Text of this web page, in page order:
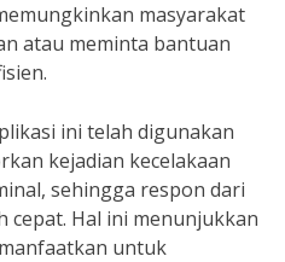
masyarakat
atau meminta bantuan
ini telah digunakan
kejadian kecelakaan
sehingga respon dari
cepat. Hal ini menunjukkan
untuk